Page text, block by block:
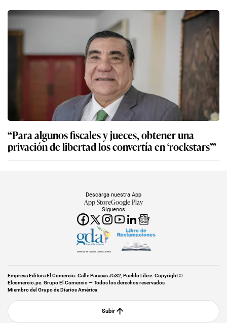
“Para algunos fiscales y jueces, obtener una
privación de libertad los convertía en ‘rockstars’”
Síguenos
Descarga nuestra App
App StoreGoogle Play
Miembro del Grupo de Diarios América
Empresa Editora El Comercio. Calle Paracas #532, Pueblo Libre. Copyright ©
Elcomercio.pe. Grupo El Comercio — Todos los derechos reservados
Miembro del Grupo de Diarios América
Subir